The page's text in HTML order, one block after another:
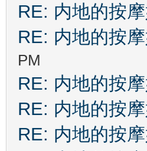
RE: 内地的按
RE: 内地的按
PM
RE: 内地的按
RE: 内地的按
RE: 内地的按